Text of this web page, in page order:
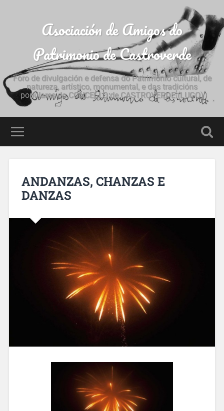
Asociación de Amigos do
Patrimonio de Castroverde
Foro de divulgación e defensa do Patrimonio cultural, de
natureza, artístico, monumental, e das tradicións
populares do CONCELLO de CASTROVERDE (LUGO)
ANDANZAS, CHANZAS E
DANZAS